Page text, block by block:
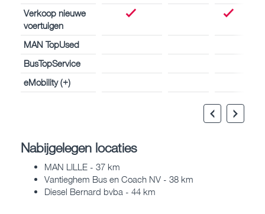
Verkoop nieuwe
voertuigen
MAN TopUsed
BusTopService
eMobility (+)
Nabijgelegen locaties
MAN LILLE - 37 km
Vantieghem Bus en Coach NV - 38 km
Diesel Bernard bvba - 44 km